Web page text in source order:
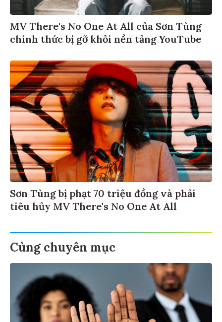
MV There's No One At All của Sơn Tùng
chính thức bị gỡ khỏi nền tảng YouTube
Sơn Tùng bị phạt 70 triệu đồng và phải
tiêu hủy MV There's No One At All
Cùng chuyên mục